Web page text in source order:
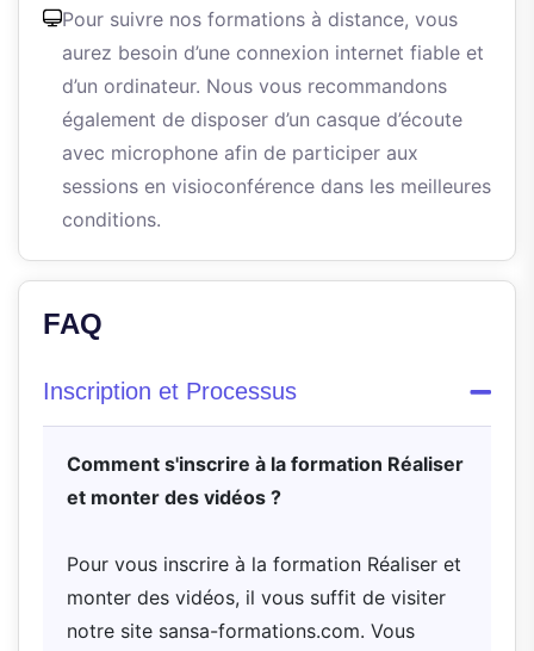
Pour suivre nos formations à distance, vous
aurez besoin d’une connexion internet fiable et
d’un ordinateur. Nous vous recommandons
également de disposer d’un casque d’écoute
avec microphone afin de participer aux
sessions en visioconférence dans les meilleures
conditions.
FAQ
Inscription et Processus
Comment s'inscrire à la formation Réaliser
et monter des vidéos ?
Pour vous inscrire à la formation Réaliser et
monter des vidéos, il vous suffit de visiter
notre site sansa-formations.com. Vous